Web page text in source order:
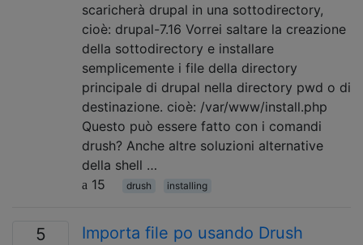
scaricherà drupal in una sottodirectory,
cioè: drupal-7.16 Vorrei saltare la creazione
della sottodirectory e installare
semplicemente i file della directory
principale di drupal nella directory pwd o di
destinazione. cioè: /var/www/install.php
Questo può essere fatto con i comandi
drush? Anche altre soluzioni alternative
della shell …
15
drush installing
5 Importa file po usando Drush